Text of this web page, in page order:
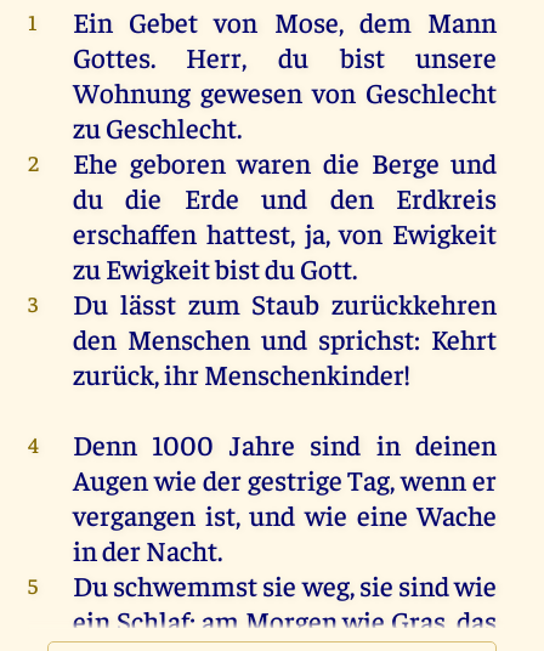
1 Ein Gebet von Mose, dem Mann
Gottes. Herr, du bist
unsere
Wohnung gewesen von Geschlecht
zuGeschlecht.
2 Ehe geboren waren die Berge und
du
die Erde und denErdkreis
erschaffen hattest, ja,von Ewigkeit
zuEwigkeitbistduGott.
3 Dulässt zum Staub zurückkehren
den Menschen und sprichst: Kehrt
zurück,ihrMenschenkinder!
4 Denn1000 Jahre sind in deinen
Augenwie dergestrigeTag,wenner
vergangen ist,und wie eine Wache
inderNacht.
5 Duschwemmstsieweg,sie sindwie
ein Schlaf; am Morgenwie Gras ,das